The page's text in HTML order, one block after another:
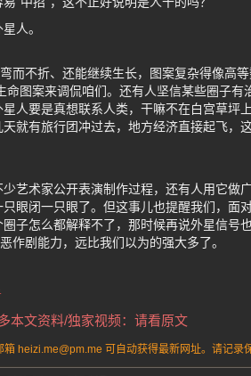
人。
而不折、还能继续生长，图案复杂得像高
图案来调侃咱们。还有人坚信某些圈子有
人要是真想联系人类，干嘛不在白宫草坪
就有旅行团冲过去，地方经济直接起飞，
艺术家公开表演制作过程，还有人用它做
眼闭一只眼了。但这事儿也提醒我们，面
子怎么都解释不了，那时候再说外星信号
作剧能力，远比我们以为的强大多了。
本文资料/独家视频：请看原文
heizi.me@pm.me 可自动获得最新网址。请记录